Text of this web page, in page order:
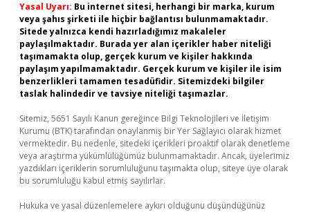
Yasal Uyarı: Bu internet sitesi, herhangi bir marka, kurum
veya şahıs şirketi ile hiçbir bağlantısı bulunmamaktadır.
Sitede yalnızca kendi hazırladığımız makaleler
paylaşılmaktadır. Burada yer alan içerikler haber niteliği
taşımamakta olup, gerçek kurum ve kişiler hakkında
paylaşım yapılmamaktadır. Gerçek kurum ve kişiler ile isim
benzerlikleri tamamen tesadüfidir. Sitemizdeki bilgiler
taslak halindedir ve tavsiye niteliği taşımazlar.
Sitemiz, 5651 Sayılı Kanun gereğince Bilgi Teknolojileri ve İletişim
Kurumu (BTK) tarafından onaylanmış bir Yer Sağlayıcı olarak hizmet
vermektedir. Bu nedenle, sitedeki içerikleri proaktif olarak denetleme
veya araştırma yükümlülüğümüz bulunmamaktadır. Ancak, üyelerimiz
yazdıkları içeriklerin sorumluluğunu taşımakta olup, siteye üye olarak
bu sorumluluğu kabul etmiş sayılırlar.
Hukuka ve yasal düzenlemelere aykırı olduğunu düşündüğünüz